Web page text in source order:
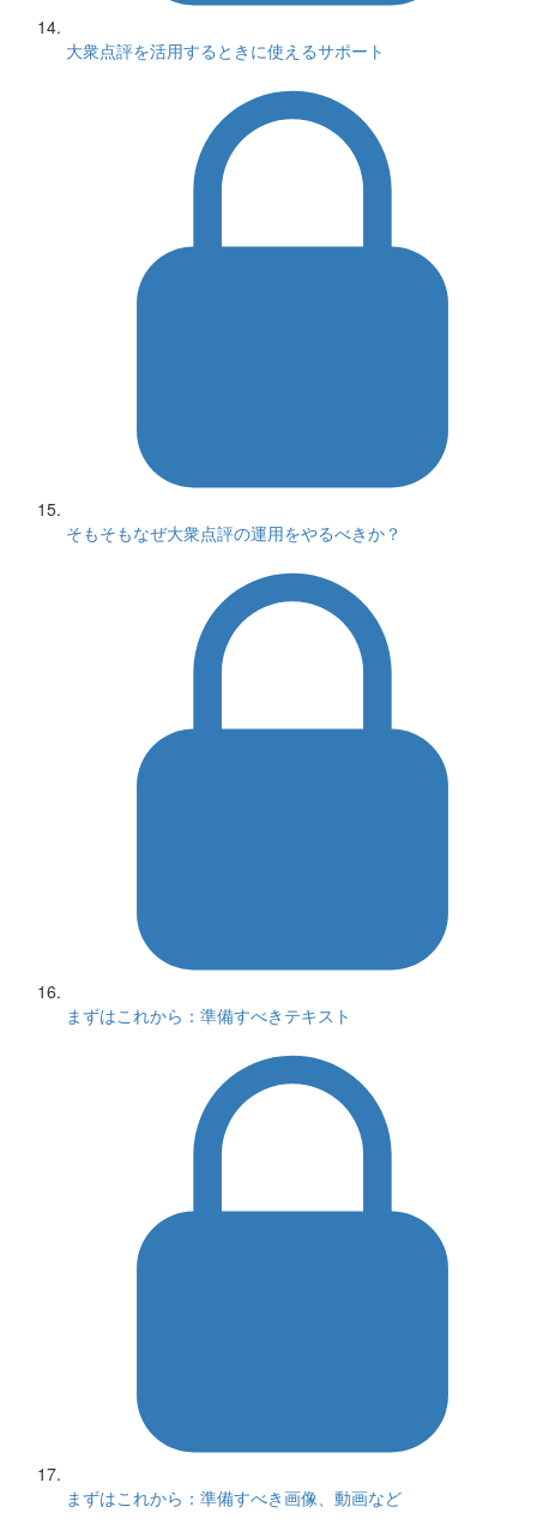
大衆点評を活用するときに使えるサポート
そもそもなぜ大衆点評の運用をやるべきか？
まずはこれから：準備すべきテキスト
まずはこれから：準備すべき画像、動画など